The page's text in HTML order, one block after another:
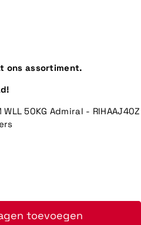
ons assortiment.
50KG Admiral - RIHAAJ40Z
toevoegen